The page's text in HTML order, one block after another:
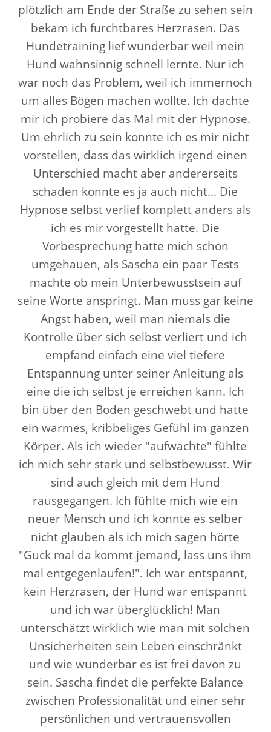
plötzlich am Ende der Straße zu sehen sein
bekam ich furchtbares Herzrasen. Das
Hundetraining lief wunderbar weil mein
Hund wahnsinnig schnell lernte. Nur ich
war noch das Problem, weil ich immernoch
um alles Bögen machen wollte. Ich dachte
mir ich probiere das Mal mit der Hypnose.
Um ehrlich zu sein konnte ich es mir nicht
vorstellen, dass das wirklich irgend einen
Unterschied macht aber andererseits
schaden konnte es ja auch nicht... Die
Hypnose selbst verlief komplett anders als
ich es mir vorgestellt hatte. Die
Vorbesprechung hatte mich schon
umgehauen, als Sascha ein paar Tests
machte ob mein Unterbewusstsein auf
seine Worte anspringt. Man muss gar keine
Angst haben, weil man niemals die
Kontrolle über sich selbst verliert und ich
empfand einfach eine viel tiefere
Entspannung unter seiner Anleitung als
eine die ich selbst je erreichen kann. Ich
bin über den Boden geschwebt und hatte
ein warmes, kribbeliges Gefühl im ganzen
Körper. Als ich wieder "aufwachte" fühlte
ich mich sehr stark und selbstbewusst. Wir
sind auch gleich mit dem Hund
rausgegangen. Ich fühlte mich wie ein
neuer Mensch und ich konnte es selber
nicht glauben als ich mich sagen hörte
"Guck mal da kommt jemand, lass uns ihm
mal entgegenlaufen!". Ich war entspannt,
kein Herzrasen, der Hund war entspannt
und ich war überglücklich! Man
unterschätzt wirklich wie man mit solchen
Unsicherheiten sein Leben einschränkt
und wie wunderbar es ist frei davon zu
sein. Sascha findet die perfekte Balance
zwischen Professionalität und einer sehr
persönlichen und vertrauensvollen